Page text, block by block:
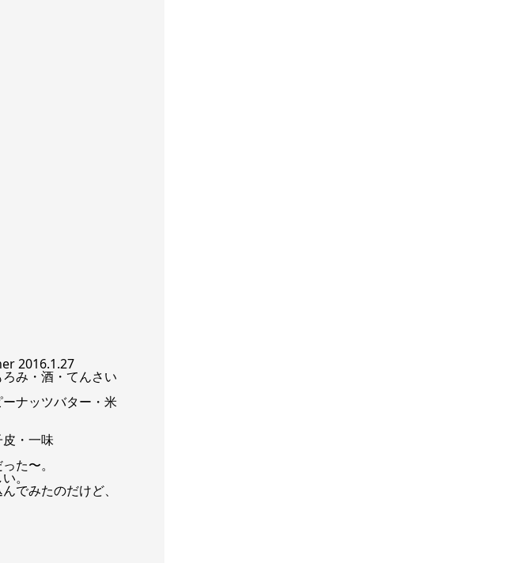
2016.1.27
み・酒・てんさい
ナッツバター・米
・一味
た〜。
。
でみたのだけど、